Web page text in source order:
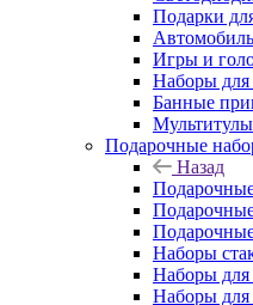
Подарки
Игры и
Наборы для
Банные
Подарочные
Назад
Наборы
Наборы для
Наборы для